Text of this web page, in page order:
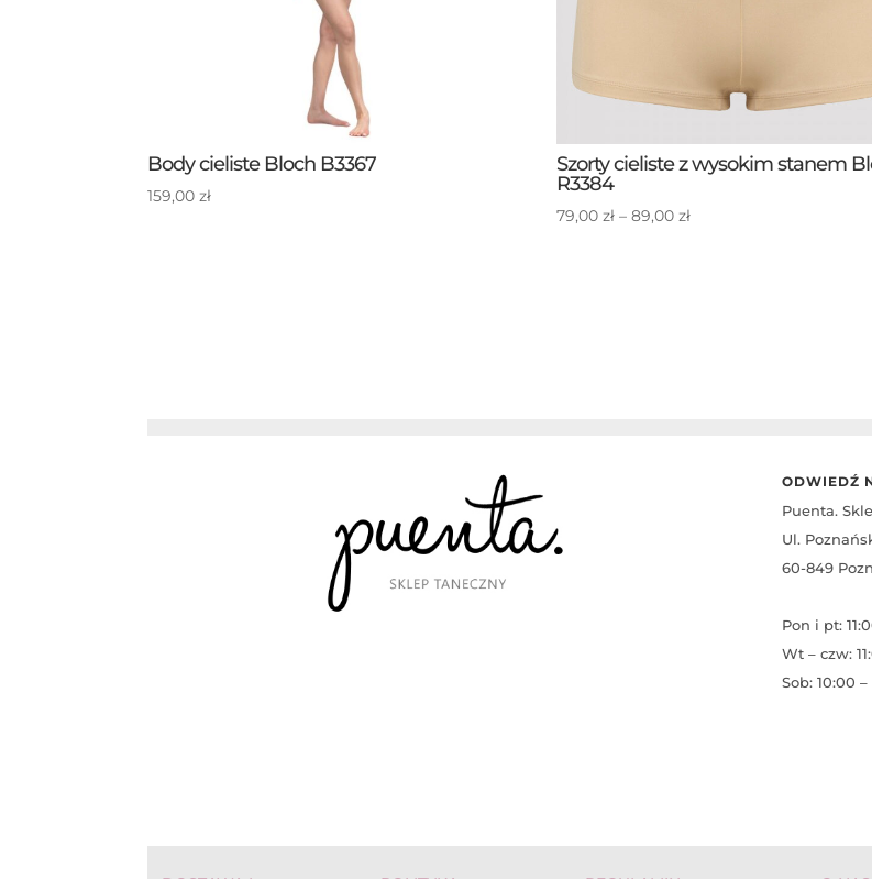
Body cieliste Bloch B3367
159,00zł
Szorty cieliste z wysokim stanem
R3384
79,00 zł – 89,00 złZakres
ODWIEDŹ
Puenta.
Ul.
60-849
Pon i pt:
Wt – czw:
Sob: 10:00 –